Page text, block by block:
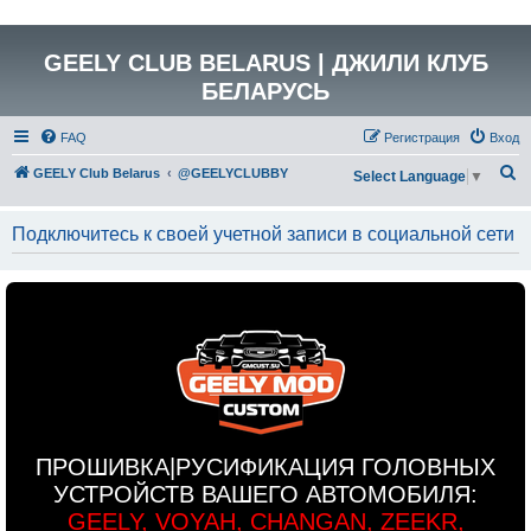
GEELY CLUB BELARUS | ДЖИЛИ КЛУБ
БЕЛАРУСЬ
FAQ Вход
Регистрация
GEELY Club Belarus @GEELYCLUBBY
с
к
Select Language ▼
Подключитесь к своей учетной записи в социальной сети
ПРОШИВКА|РУСИФИКАЦИЯ ГОЛОВНЫХ
УСТРОЙСТВ ВАШЕГО АВТОМОБИЛЯ:
GEELY, VOYAH, CHANGAN, ZEEKR,